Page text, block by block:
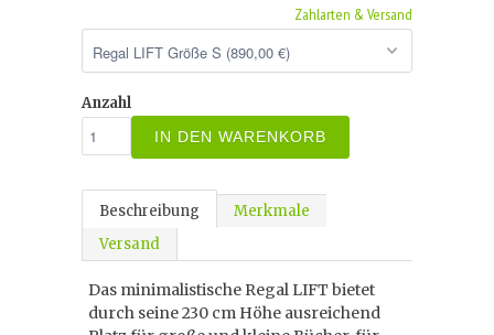
Zahlarten & Versand
Anzahl
IN DEN WARENKORB
Beschreibung
Merkmale
Versand
Das minimalistische Regal LIFT bietet
durch seine 230 cm Höhe ausreichend